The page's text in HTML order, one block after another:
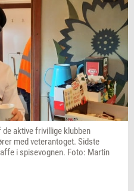
de aktive frivillige klubben
med veterantoget. Sidste
i spisevognen. Foto: Martin